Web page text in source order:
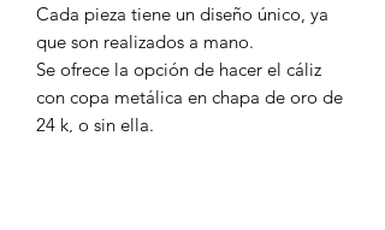
Cada pieza tiene un diseño único, ya
que son realizados a mano.
Se ofrece la opción de hacer el cáliz
con copa metálica en chapa de oro de
24 k, o sin ella.